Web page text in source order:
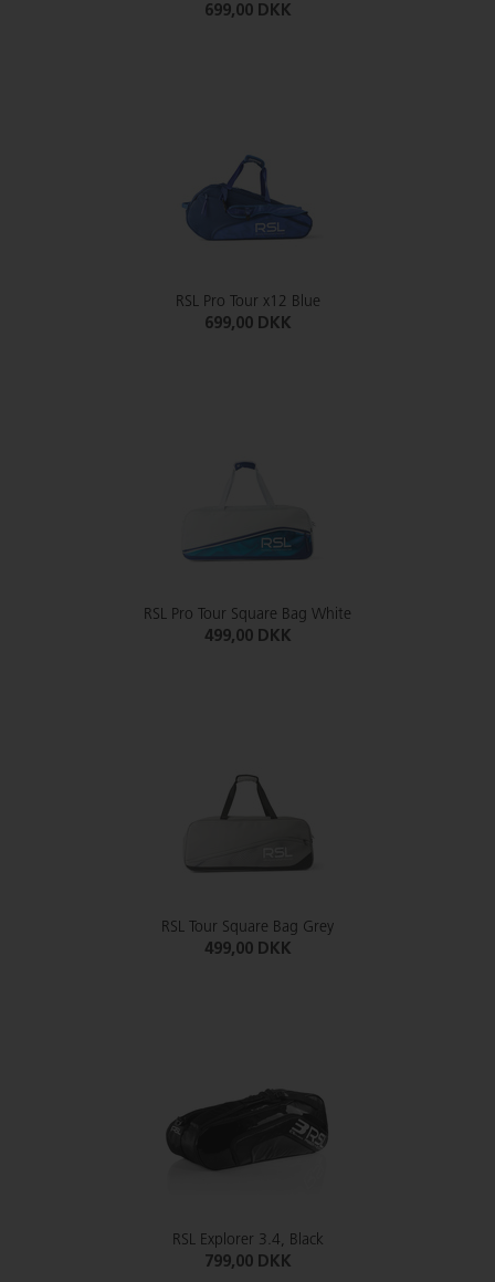
699,00 DKK
RSL Pro Tour x12 Blue
699,00 DKK
RSL Pro Tour Square Bag White
499,00 DKK
RSL Tour Square Bag Grey
499,00 DKK
RSL Explorer 3.4, Black
799,00 DKK